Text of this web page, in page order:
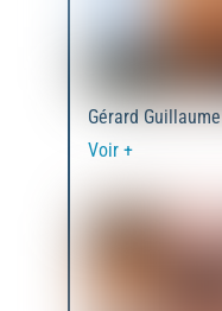
Gérard Guillaume
Voir +